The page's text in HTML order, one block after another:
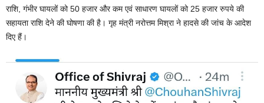
राशि, गंभीर घायलों को 50 हजार और कम एवं साधारण घायलों को 25 हजार रुपये की
सहायता राशि देने की घोषणा की है। गृह मंत्री नरोत्तम मिश्रा ने हादसे की जांच के आदेश
दिए हैं।